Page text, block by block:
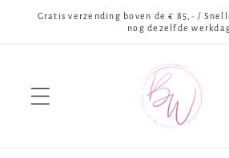
naar de
Gratis verzending boven de € 85,- /
nog dezelfde